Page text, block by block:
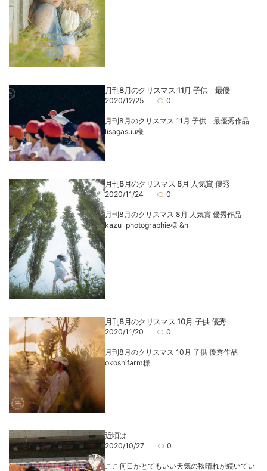
月刊8月のクリスマス 11月 子供 最優
2020/12/25 0
月刊8月のクリスマス 11月 子供 最優秀作品
lisagasuu様
月刊8月のクリスマス 8月 人気賞 優秀
2020/11/24 0
月刊8月のクリスマス 8月 人気賞 優秀作品
kazu_photographie様 &n
月刊8月のクリスマス 10月 子供 優秀
2020/11/20 0
月刊8月のクリスマス 10月 子供 優秀作品
okoshifarm様
近頃は
2020/10/27 0
ここ何日かとてもいい天気の秋晴れが続いてい